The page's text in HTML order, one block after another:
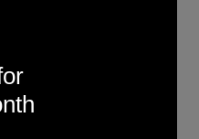
würde es
ein Auge darauf
was tat, und es
zu
Wenn eine